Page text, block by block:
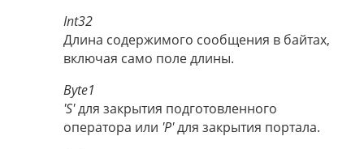
Int32
Длина содержимого сообщения в байтах,
включая само поле длины.
Byte1
'S'для закрытия подготовленного
оператора или 'P'для закрытия портала.